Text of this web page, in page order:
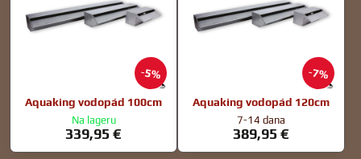
5%
Aquaking vodopád 100cm
Na lageru
339,95 €
7%
Aquaking vodopád 120cm
7-14 dana
389,95 €